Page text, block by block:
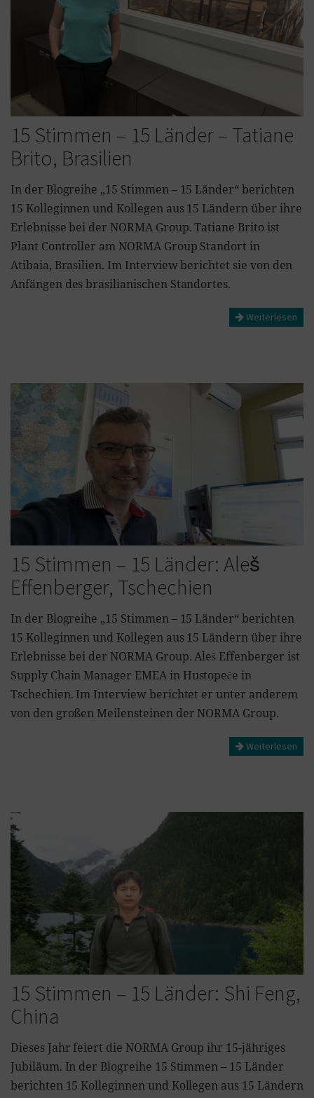
15 Stimmen – 15 Länder – Tatiane
Brito, Brasilien
In der Blogreihe „15 Stimmen – 15 Länder“ berichten
15 Kolleginnen und Kollegen aus 15 Ländern über ihre
Erlebnisse bei der NORMA Group. Tatiane Brito ist
Plant Controller am NORMA Group Standort in
Atibaia, Brasilien. Im Interview berichtet sie von den
Anfängen des brasilianischen Standortes.
Weiterlesen
15 Stimmen – 15 Länder: Aleš
Effenberger, Tschechien
In der Blogreihe „15 Stimmen – 15 Länder“ berichten
15 Kolleginnen und Kollegen aus 15 Ländern über ihre
Erlebnisse bei der NORMA Group. Aleš Effenberger ist
Supply Chain Manager EMEA in Hustopeče in
Tschechien. Im Interview berichtet er unter anderem
von den großen Meilensteinen der NORMA Group.
Weiterlesen
15 Stimmen – 15 Länder: Shi Feng,
China
Dieses Jahr feiert die NORMA Group ihr 15-jähriges
Jubiläum. In der Blogreihe 15 Stimmen – 15 Länder
berichten 15 Kolleginnen und Kollegen aus 15 Ländern